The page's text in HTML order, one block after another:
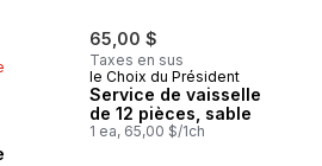
65,00 $
Taxes en sus
le Choix du Président
Service de vaisselle
de 12 pièces, sable
1 ea, 65,00 $/1ch